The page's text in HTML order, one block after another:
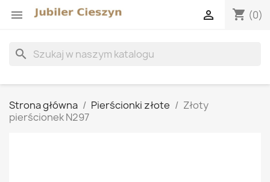
 shopping_cart (0)

search
Strona główna Pierścionki złote
Złoty
pierścionek N297